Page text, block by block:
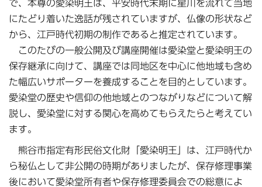
で、本尊の愛染明王は、平安時代末期に星川を流れて当地
にたどり着いた逸話が残されていますが、仏像の形状など
から、江戸時代初期の制作であると推定されています。
このたびの一般公開及び講座開催は愛染堂と愛染明王の
保存継承に向けて、講座では同地区を中心に他地域も含め
た幅広いサポーターを養成することを目的としています。
愛染堂の歴史や信仰の他地域とのつながりなどについて解
説し、愛染堂に対する関心を高めてもらえたらと考えてい
ます。
熊谷市指定有形民俗文化財「愛染明王」は、江戸時代か
ら秘仏として非公開の時期がありましたが、保存修理事業
後において愛染堂所有者や保存修理委員会での総意によ